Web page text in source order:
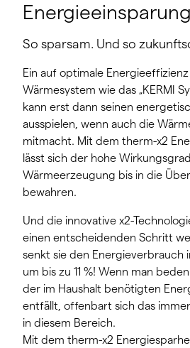
Energieeinsparung
So sparsam. Und so
Ein auf optimale
Wärmesystem wie das „KERMI
kann erst dann seinen
ausspielen, wenn auch die
mitmacht. Mit dem therm-x2
lässt sich der hohe
Wärmeerzeugung bis in die
bewahren.
Und die innovative x2-
einen entscheidenden Schritt
senkt sie den Energieverbrauch
um bis zu 11 %! Wenn man
der im Haushalt benötigten
entfällt, offenbart sich das
in diesem Bereich.
Mit dem therm-x2